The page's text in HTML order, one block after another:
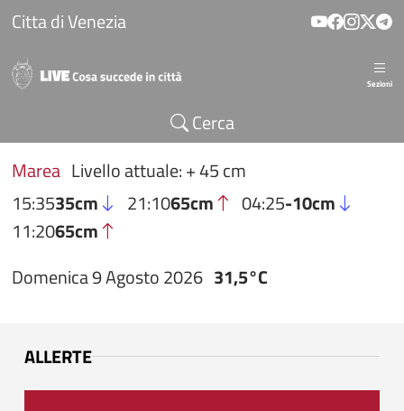
Salta al contenuto principale
Citta di Venezia
Sezioni
Cerca
Marea Livello attuale: + 45 cm
15:3535cm 21:1065cm 04:25-10cm
11:2065cm
Domenica 9 Agosto 2026 31,5°C
ALLERTE